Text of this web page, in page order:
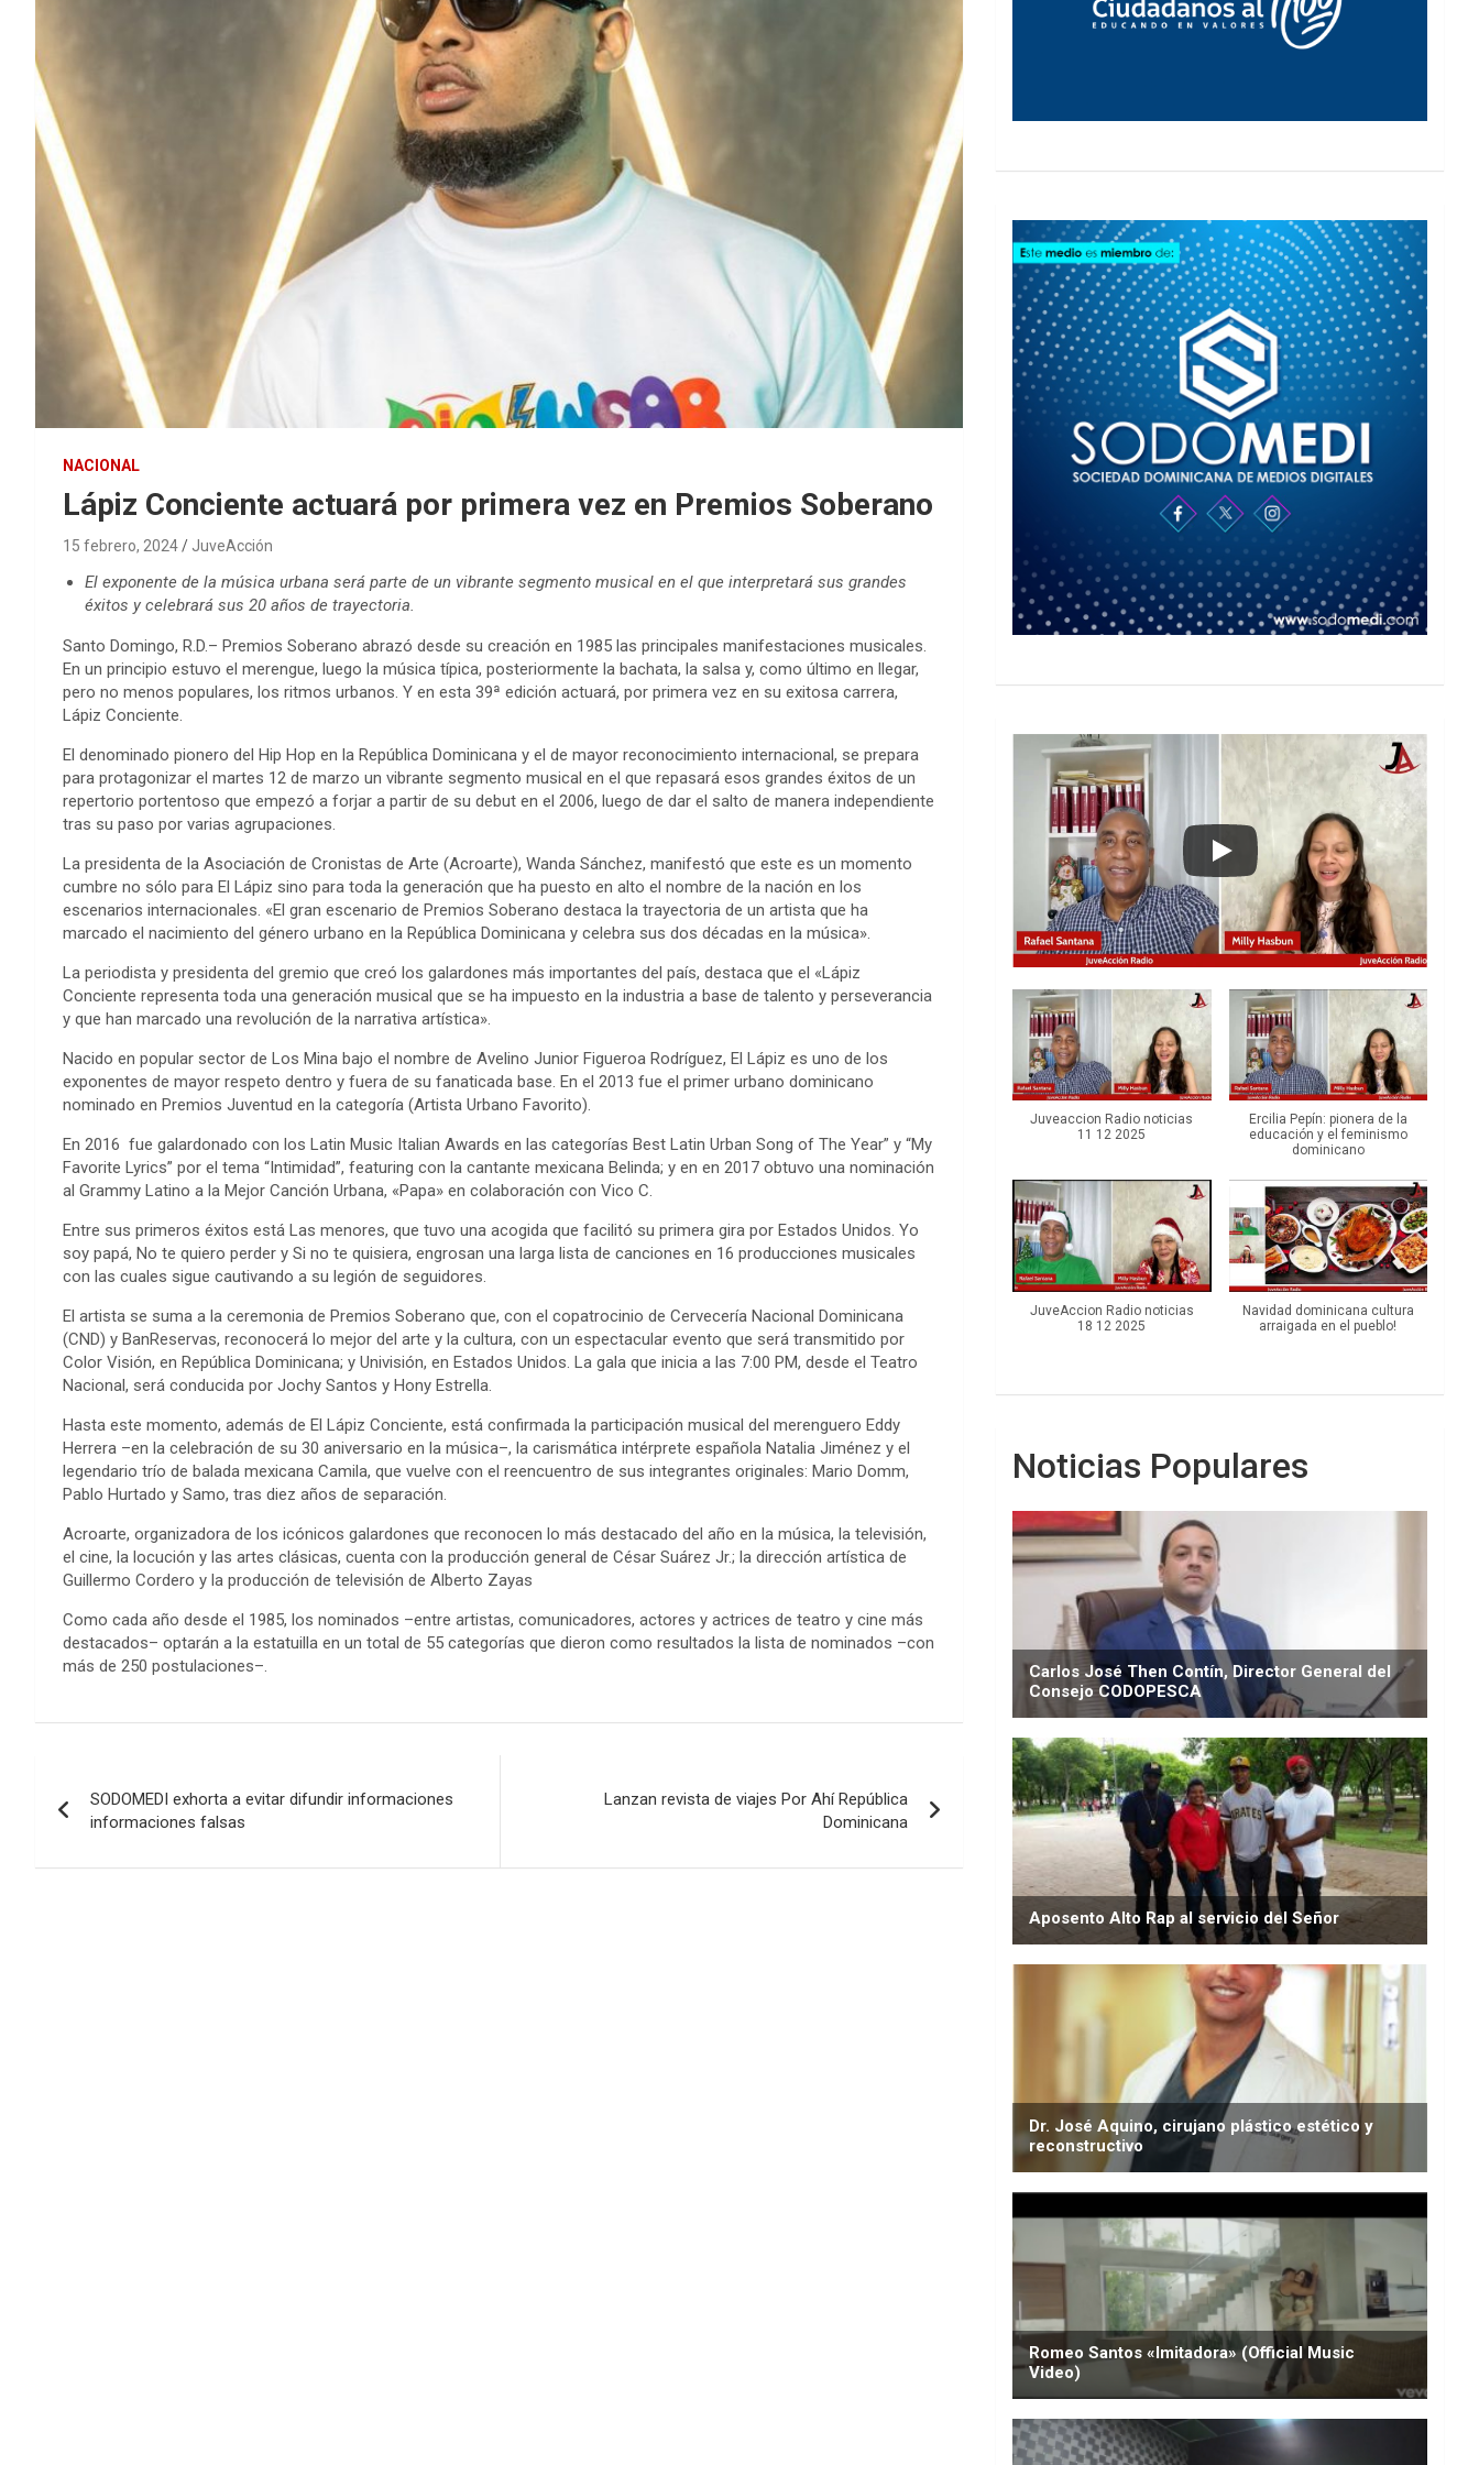
NACIONAL
Lápiz Conciente actuará por primera vez en Premios Soberano
15 febrero, 2024 JuveAcción
El exponente de la música urbana será parte de un vibrante segmento musical en el que interpretará sus grandes
éxitos y celebrará sus 20 años de trayectoria.
Santo Domingo, R.D.– Premios Soberano abrazó desde su creación en 1985 las principales manifestaciones musicales.
En un principio estuvo el merengue, luego la música típica, posteriormente la bachata, la salsa y, como último en llegar,
pero no menos populares, los ritmos urbanos. Y en esta 39ª edición actuará, por primera vez en su exitosa carrera,
Lápiz Conciente.
El denominado pionero del Hip Hop en la República Dominicana y el de mayor reconocimiento internacional, se prepara
para protagonizar el martes 12 de marzo un vibrante segmento musical en el que repasará esos grandes éxitos de un
repertorio portentoso que empezó a forjar a partir de su debut en el 2006, luego de dar el salto de manera independiente
tras su paso por varias agrupaciones.
La presidenta de la Asociación de Cronistas de Arte (Acroarte), Wanda Sánchez, manifestó que este es un momento
cumbre no sólo para El Lápiz sino para toda la generación que ha puesto en alto el nombre de la nación en los
escenarios internacionales. «El gran escenario de Premios Soberano destaca la trayectoria de un artista que ha
marcado el nacimiento del género urbano en la República Dominicana y celebra sus dos décadas en la música».
La periodista y presidenta del gremio que creó los galardones más importantes del país, destaca que el «Lápiz
Conciente representa toda una generación musical que se ha impuesto en la industria a base de talento y perseverancia
y que han marcado una revolución de la narrativa artística».
Nacido en popular sector de Los Mina bajo el nombre de Avelino Junior Figueroa Rodríguez, El Lápiz es uno de los
exponentes de mayor respeto dentro y fuera de su fanaticada base. En el 2013 fue el primer urbano dominicano
nominado en Premios Juventud en la categoría (Artista Urbano Favorito).
En 2016 fue galardonado con los Latin Music Italian Awards en las categorías Best Latin Urban Song of The Year” y “My
Favorite Lyrics” por el tema “Intimidad”, featuring con la cantante mexicana Belinda; y en en 2017 obtuvo una nominación
al Grammy Latino a la Mejor Canción Urbana, «Papa» en colaboración con Vico C.
Entre sus primeros éxitos está Las menores, que tuvo una acogida que facilitó su primera gira por Estados Unidos. Yo
soy papá, No te quiero perder y Si no te quisiera, engrosan una larga lista de canciones en 16 producciones musicales
con las cuales sigue cautivando a su legión de seguidores.
El artista se suma a la ceremonia de Premios Soberano que, con el copatrocinio de Cervecería Nacional Dominicana
(CND) y BanReservas, reconocerá lo mejor del arte y la cultura, con un espectacular evento que será transmitido por
Color Visión, en República Dominicana; y Univisión, en Estados Unidos. La gala que inicia a las 7:00 PM, desde el Teatro
Nacional, será conducida por Jochy Santos y Hony Estrella.
Hasta este momento, además de El Lápiz Conciente, está confirmada la participación musical del merenguero Eddy
Herrera –en la celebración de su 30 aniversario en la música–, la carismática intérprete española Natalia Jiménez y el
legendario trío de balada mexicana Camila, que vuelve con el reencuentro de sus integrantes originales: Mario Domm,
Pablo Hurtado y Samo, tras diez años de separación.
Acroarte, organizadora de los icónicos galardones que reconocen lo más destacado del año en la música, la televisión,
el cine, la locución y las artes clásicas, cuenta con la producción general de César Suárez Jr.; la dirección artística de
Guillermo Cordero y la producción de televisión de Alberto Zayas
Como cada año desde el 1985, los nominados –entre artistas, comunicadores, actores y actrices de teatro y cine más
destacados– optarán a la estatuilla en un total de 55 categorías que dieron como resultados la lista de nominados –con
más de 250 postulaciones–.
de
entradas
SODOMEDI exhorta a evitar difundir informaciones
informaciones falsas
Lanzan revista de viajes Por Ahí República
Dominicana
Juveaccion Radio noticias
11 12 2025
Ercilia Pepín: pionera de la
educación y el feminismo
dominicano
JuveAccion Radio noticias
18 12 2025
Navidad dominicana cultura
arraigada en el pueblo!
Noticias Populares